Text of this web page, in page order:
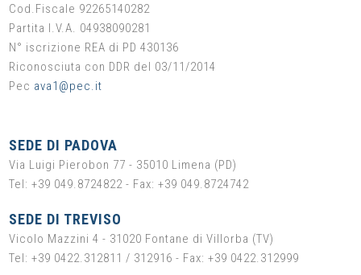
Cod.Fiscale 92265140282
Partita I.V.A. 04938090281
N° iscrizione REA di PD 430136
Riconosciuta con DDR del 03/11/2014
Pec ava1@pec.it
SEDE DI PADOVA
Via Luigi Pierobon 77 - 35010 Limena (PD)
Tel: +39 049.8724822 - Fax: +39 049.8724742
SEDE DI TREVISO
Vicolo Mazzini 4 - 31020 Fontane di Villorba (TV)
Tel: +39 0422.312811 / 312916 - Fax: +39 0422.312999